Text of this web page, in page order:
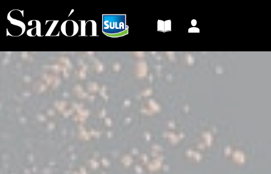
Sazón
Sula